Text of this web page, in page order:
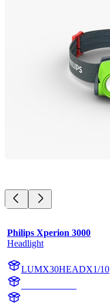
Philips Xperion 3000
Headlight
LUMX30HEADX1/10